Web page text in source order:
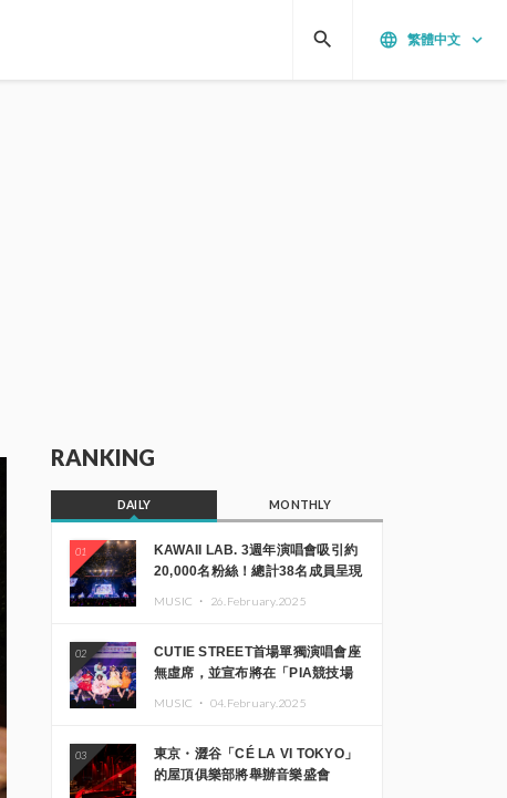
language 繁體中文 keyboard_arrow_down
search
RANKING
DAILY MONTHLY
01
KAWAII LAB. 3週年演唱會吸引約
20,000名粉絲！總計38名成員呈現
MUSIC ・ 26.February.2025
02
CUTIE STREET首場單獨演唱會座
無虛席，並宣布將在「PIA競技場
MUSIC ・ 04.February.2025
03
東京・澀谷「CÉ LA VI TOKYO」
的屋頂俱樂部將舉辦音樂盛會